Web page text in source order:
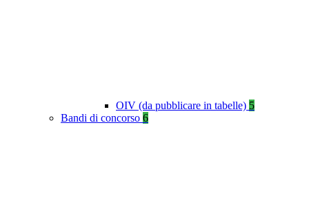
OIV (da pubblicare in tabelle) 5
Bandi di concorso 6